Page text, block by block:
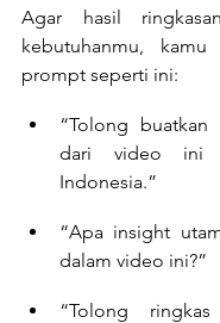
Agar hasil
kebutuhanmu, kamu
prompt seperti ini:
“Tolong
dari video ini
Indonesia.”
“Apa insight
dalam video ini?”
“Tolong